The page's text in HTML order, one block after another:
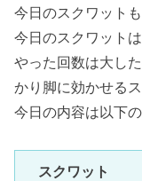
今日のスクワット
今日のスクワット
やった回数は大し
かり脚に効かせる
今日の内容は以下の
スクワット